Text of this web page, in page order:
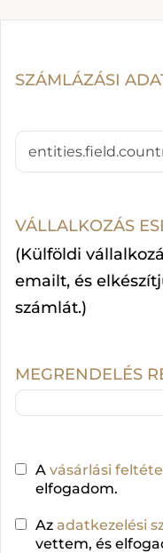
SZÁMLÁZÁSI
VÁLLALKOZÁS
(Külföldi
emailt, és
számlát.)
MEGRENDELÉS
A vásárlási
elfogadom.
Az adatkezelési
vettem, és